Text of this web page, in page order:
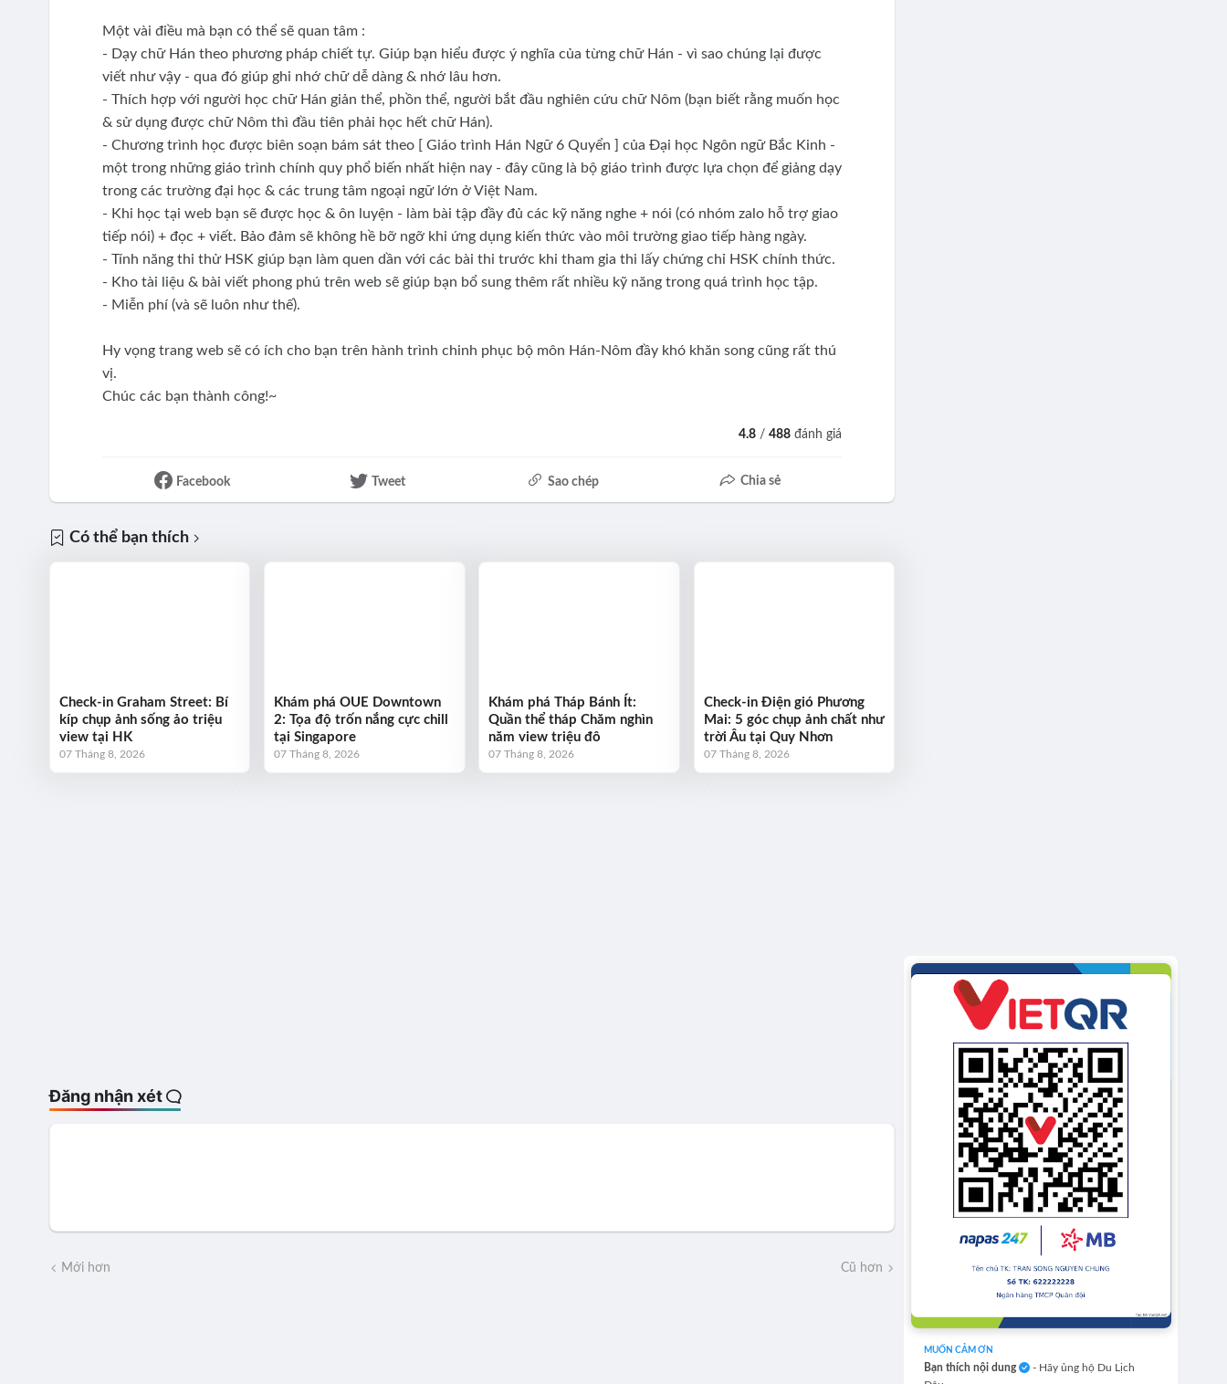
Một vài điều mà bạn có thể sẽ quan tâm :
- Dạy chữ Hán theo phương pháp chiết tự. Giúp bạn hiểu được ý nghĩa của từng chữ Hán - vì sao chúng lại được
viết như vậy - qua đó giúp ghi nhớ chữ dễ dàng & nhớ lâu hơn.
- Thích hợp với người học chữ Hán giản thể, phồn thể, người bắt đầu nghiên cứu chữ Nôm (bạn biết rằng muốn học
& sử dụng được chữ Nôm thì đầu tiên phải học hết chữ Hán).
- Chương trình học được biên soạn bám sát theo [ Giáo trình Hán Ngữ 6 Quyển ] của Đại học Ngôn ngữ Bắc Kinh -
một trong những giáo trình chính quy phổ biến nhất hiện nay - đây cũng là bộ giáo trình được lựa chọn để giảng dạy
trong các trường đại học & các trung tâm ngoại ngữ lớn ở Việt Nam.
- Khi học tại web bạn sẽ được học & ôn luyện - làm bài tập đầy đủ các kỹ năng nghe + nói (có nhóm zalo hỗ trợ giao
tiếp nói) + đọc + viết. Bảo đảm sẽ không hề bỡ ngỡ khi ứng dụng kiến thức vào môi trường giao tiếp hàng ngày.
- Tính năng thi thử HSK giúp bạn làm quen dần với các bài thi trước khi tham gia thi lấy chứng chỉ HSK chính thức.
- Kho tài liệu & bài viết phong phú trên web sẽ giúp bạn bổ sung thêm rất nhiều kỹ năng trong quá trình học tập.
- Miễn phí (và sẽ luôn như thế).
Hy vọng trang web sẽ có ích cho bạn trên hành trình chinh phục bộ môn Hán-Nôm đầy khó khăn song cũng rất thú
vị.
Chúc các bạn thành công!~
4.8 /488 đánh giá
Facebook Tweet Sao chép Chia sẻ
Có thể bạn thích
Check-in Graham Street: Bí
kíp chụp ảnh sống ảo triệu
view tại HK
07 Tháng 8, 2026
Khám phá OUE Downtown
2: Tọa độ trốn nắng cực chill
tại Singapore
07 Tháng 8, 2026
Khám phá Tháp Bánh Ít:
Quần thể tháp Chăm nghìn
năm view triệu đô
07 Tháng 8, 2026
Check-in Điện gió Phương
Mai: 5 góc chụp ảnh chất như
trời Âu tại Quy Nhơn
07 Tháng 8, 2026
Đăng nhận xét
Mới hơn Cũ hơn
MUỐN CẢM ƠN
Bạn thích nội dung
- Hãy ủng hộ Du Lịch